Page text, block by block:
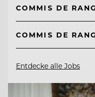
COMMIS DE
COMMIS DE
Entdecke alle Jobs